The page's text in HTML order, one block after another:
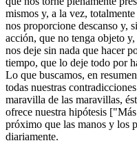
mismos y, a la vez,
nos proporcione descanso y,
acción, que no tenga objeto
nos deje sin nada que hacer
tiempo, que lo deje todo por
Lo que buscamos, en
todas nuestras
maravilla de las maravillas,
ofrece nuestra hipótesis
próximo que las manos y los
diariamente.